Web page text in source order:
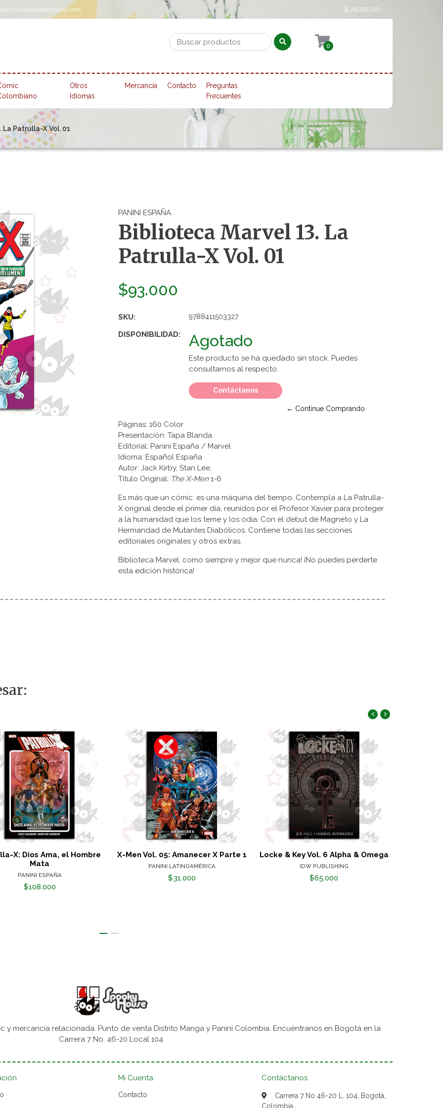
INGRESAR
0
Otros
Idiomas
Mercancía Contacto
Preguntas
Frecuentes
Patrulla-X Vol. 01
PANINI ESPAÑA
Biblioteca Marvel 13. La
Patrulla-X Vol. 01
$93.000
SKU: 9788411503327
DISPONIBILIDAD: Agotado
Este producto se ha quedado sin stock. Puedes
consultarnos al respecto.
Contáctanos
← Continue Comprando
Páginas: 160 Color
Presentación: Tapa Blanda
Editorial: Panini España / Marvel
Idioma: Español España
Autor: Jack Kirby, Stan Lee,
Título Original: The X-Men 1-6
Es más que un cómic: es una máquina del tiempo. Contempla a La Patrulla-
X original desde el primer día, reunidos por el Profesor Xavier para proteger
a la humanidad que los teme y los odia. Con el debut de Magneto y La
Hermandad de Mutantes Diabólicos. Contiene todas las secciones
editoriales originales y otros extras.
Biblioteca Marvel, como siempre y mejor que nunca! ¡No puedes perderte
esta edición histórica!
X: Dios Ama, el Hombre
Mata
PANINI ESPAÑA
$108.000
X-Men Vol. 05: Amanecer X Parte 1
PANINI LATINOAMÉRICA
$31.000
Locke & Key Vol. 6 Alpha & Omega
IDW PUBLISHING
$65.000
‹ ›
y mercancía relacionada. Punto de venta Distrito Manga y Panini Colombia. Encuéntranos en Bogotá en la
Carrera 7 No. 46-20 Local 104
Mi Cuenta
Contacto
Contáctanos
Carrera 7 No 46-20 L. 104, Bogotá,
Colombia